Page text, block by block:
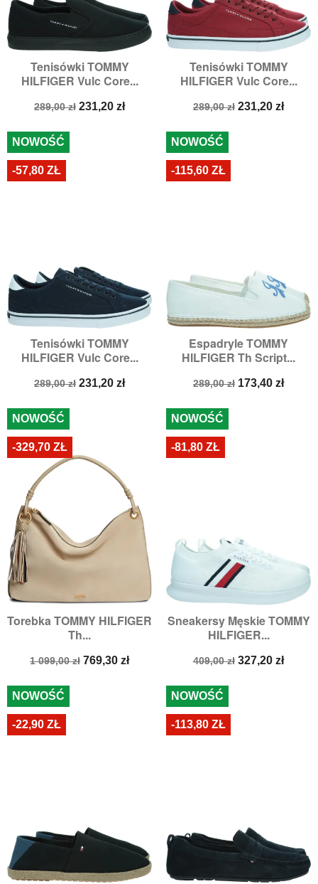
Tenisówki TOMMY
HILFIGER Vulc Core...
Cena
289,00 zł Cena
231,20 zł
Tenisówki TOMMY
HILFIGER Vulc Core...
Cena
289,00 zł Cena
231,20 zł
Tenisówki TOMMY
HILFIGER Vulc Core...
Cena
289,00 zł Cena
231,20 zł
NOWOŚĆ
-57,80 ZŁ
Espadryle TOMMY
HILFIGER Th Script...
Cena
289,00 zł Cena
173,40 zł
NOWOŚĆ
-115,60 ZŁ
Torebka TOMMY HILFIGER
Th...
Cena
1 099,00 zł Cena
769,30 zł
NOWOŚĆ
-329,70 ZŁ
Sneakersy Męskie TOMMY
HILFIGER...
Cena
409,00 zł Cena
327,20 zł
NOWOŚĆ
-81,80 ZŁ
NOWOŚĆ
-22,90 ZŁ
NOWOŚĆ
-113,80 ZŁ